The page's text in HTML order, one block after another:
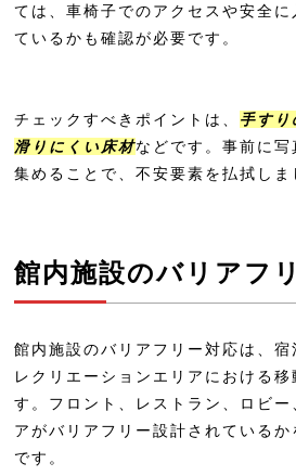
ABホテル 京都四条堀川
アーバンホテル京都五
西本願寺の宿 聞法会館
ホテルフォルツァ京都
ホテルタビノス京都
相鉄フレッサイン京都
ホテル アマネク京都河
ては、車椅子でのアクセスや安全に
ているかも確認が必要です。
チェックすべきポイントは、 手すり
滑りにくい床材などです。事前に
集めることで、不安要素を払拭しま
館内施設のバリアフ
館内施設のバリアフリー対応は、
レクリエーションエリアにおける移
す。フロント、レストラン、ロビー
アがバリアフリー設計されている
です。